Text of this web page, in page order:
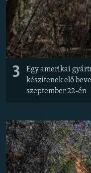
3
Egy amerikai
készítenek elő
szeptember 22-én